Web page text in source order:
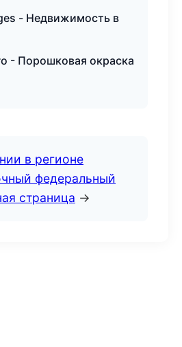
- Недвижимость в
- Порошковая окраска
в регионе
федеральный
страница →